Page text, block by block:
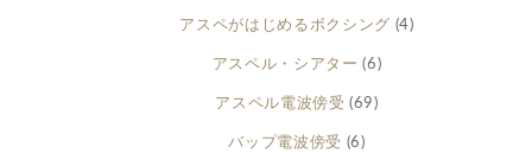
アスペがはじめるボクシング (4)
アスペル・シアター (6)
アスペル電波傍受 (69)
バップ電波傍受 (6)